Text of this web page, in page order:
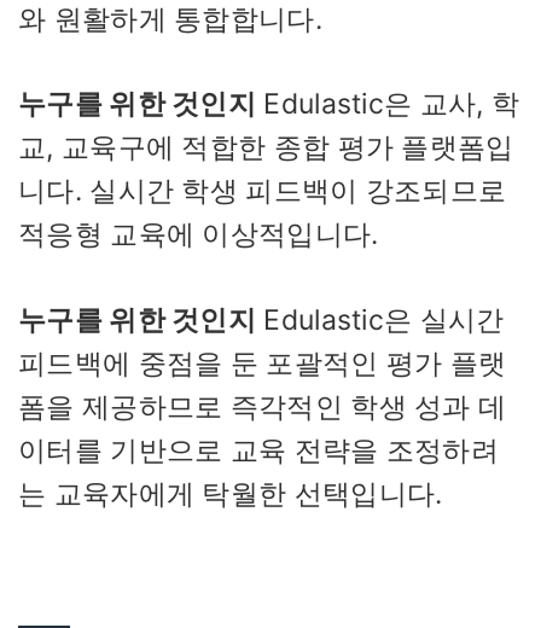
와 원활하게 통합합니다.
누구를 위한 것인지 Edulastic은 교사, 학
교, 교육구에 적합한 종합 평가 플랫폼입
니다. 실시간 학생 피드백이 강조되므로
적응형 교육에 이상적입니다.
누구를 위한 것인지 Edulastic은 실시간
피드백에 중점을 둔 포괄적인 평가 플랫
폼을 제공하므로 즉각적인 학생 성과 데
이터를 기반으로 교육 전략을 조정하려
는 교육자에게 탁월한 선택입니다.